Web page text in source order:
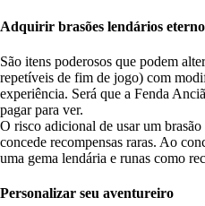
Adquirir brasões lendários
São itens poderosos que podem
repetíveis de fim de jogo) com
experiência. Será que a Fenda
pagar para ver.
O risco adicional de usar um
concede recompensas raras. Ao
uma gema lendária e runas como
Personalizar seu aventureiro